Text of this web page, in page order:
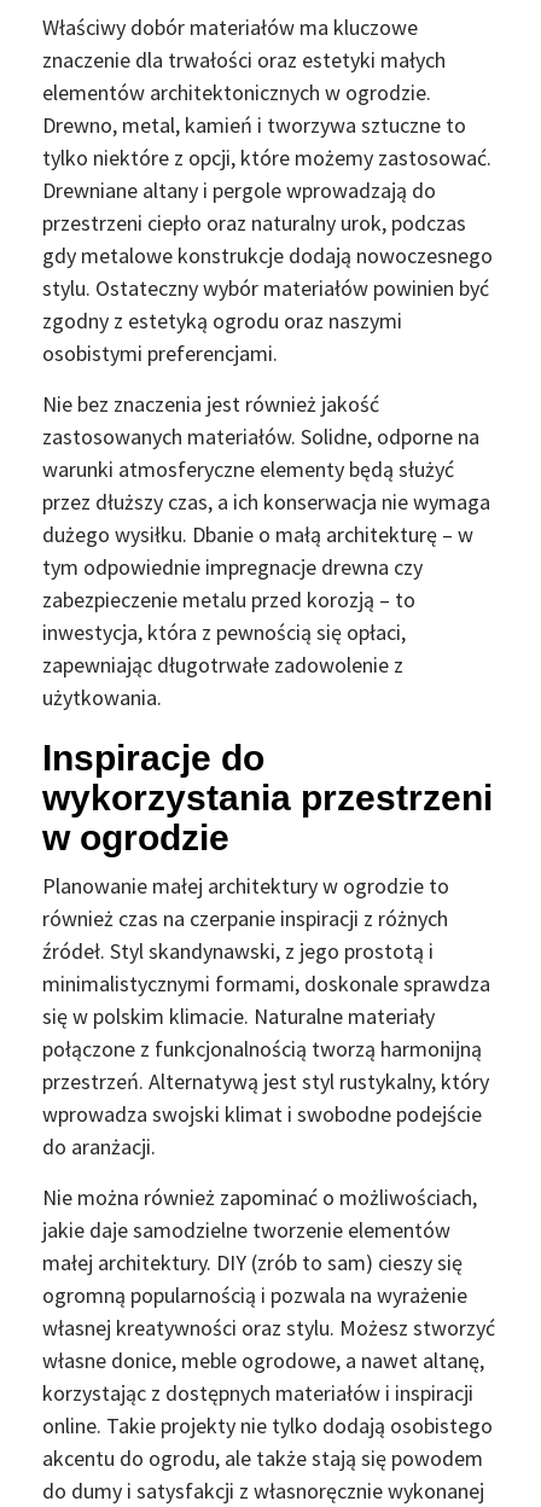
Właściwy dobór materiałów ma kluczowe
znaczenie dla trwałości oraz estetyki małych
elementów architektonicznych w ogrodzie.
Drewno, metal, kamień i tworzywa sztuczne to
tylko niektóre z opcji, które możemy zastosować.
Drewniane altany i pergole wprowadzają do
przestrzeni ciepło oraz naturalny urok, podczas
gdy metalowe konstrukcje dodają nowoczesnego
stylu. Ostateczny wybór materiałów powinien być
zgodny z estetyką ogrodu oraz naszymi
osobistymi preferencjami.
Nie bez znaczenia jest również jakość
zastosowanych materiałów. Solidne, odporne na
warunki atmosferyczne elementy będą służyć
przez dłuższy czas, a ich konserwacja nie wymaga
dużego wysiłku. Dbanie o małą architekturę – w
tym odpowiednie impregnacje drewna czy
zabezpieczenie metalu przed korozją – to
inwestycja, która z pewnością się opłaci,
zapewniając długotrwałe zadowolenie z
użytkowania.
Inspiracje do
wykorzystania przestrzeni
w ogrodzie
Planowanie małej architektury w ogrodzie to
również czas na czerpanie inspiracji z różnych
źródeł. Styl skandynawski, z jego prostotą i
minimalistycznymi formami, doskonale sprawdza
się w polskim klimacie. Naturalne materiały
połączone z funkcjonalnością tworzą harmonijną
przestrzeń. Alternatywą jest styl rustykalny, który
wprowadza swojski klimat i swobodne podejście
do aranżacji.
Nie można również zapominać o możliwościach,
jakie daje samodzielne tworzenie elementów
małej architektury. DIY (zrób to sam) cieszy się
ogromną popularnością i pozwala na wyrażenie
własnej kreatywności oraz stylu. Możesz stworzyć
własne donice, meble ogrodowe, a nawet altanę,
korzystając z dostępnych materiałów i inspiracji
online. Takie projekty nie tylko dodają osobistego
akcentu do ogrodu, ale także stają się powodem
do dumy i satysfakcji z własnoręcznie wykonanej